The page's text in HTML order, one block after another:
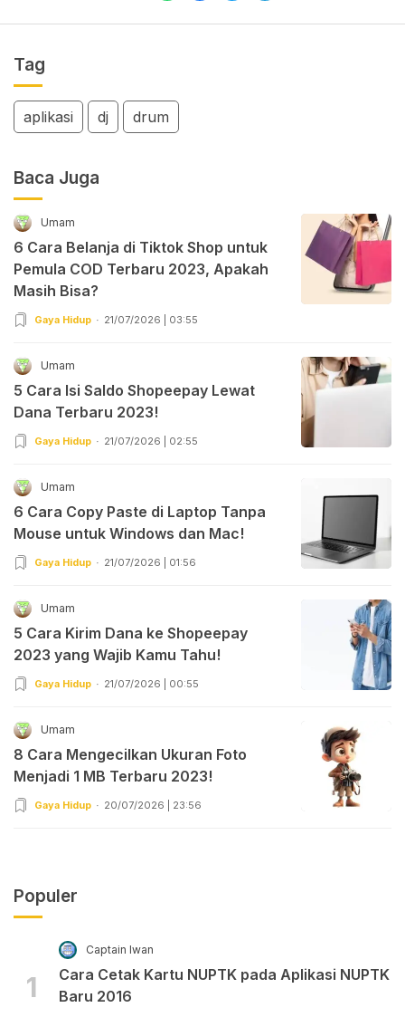
Tag
aplikasi dj drum
Baca Juga
Umam
6 Cara Belanja di Tiktok Shop untuk
Pemula COD Terbaru 2023, Apakah
Masih Bisa?
Gaya Hidup 21/07/2026 | 03:55
Umam
5 Cara Isi Saldo Shopeepay Lewat
Dana Terbaru 2023!
Gaya Hidup 21/07/2026 | 02:55
Umam
6 Cara Copy Paste di Laptop Tanpa
Mouse untuk Windows dan Mac!
Gaya Hidup 21/07/2026 | 01:56
Umam
5 Cara Kirim Dana ke Shopeepay
2023 yang Wajib Kamu Tahu!
Gaya Hidup 21/07/2026 | 00:55
Umam
8 Cara Mengecilkan Ukuran Foto
Menjadi 1 MB Terbaru 2023!
Gaya Hidup 20/07/2026 | 23:56
Populer
1
Captain Iwan
Cara Cetak Kartu NUPTK pada Aplikasi NUPTK
Baru 2016